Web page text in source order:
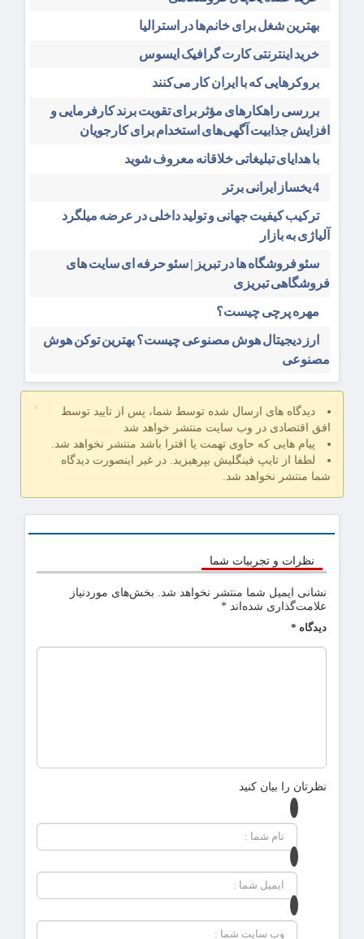
بهترین شغل برای خانم‌ها در استرالیا
خرید اینترنتی کارت گرافیک ایسوس
بروکرهایی‌ که با ایران کار می‌کنند
بررسی راهکارهای مؤثر برای تقویت برند کارفرمایی و
افزایش جذابیت آگهی‌های استخدام برای کارجویان
با هدایای تبلیغاتی خلاقانه معروف شوید
4 یخساز ایرانی برتر
ترکیب کیفیت جهانی و تولید داخلی در عرضه میلگرد
آلیاژی به بازار
سئو فروشگاه‌ ها در تبریز | سئو حرفه ای سایت های
فروشگاهی تبریزی
مهره پرچی چیست؟
ارز دیجیتال هوش مصنوعی چیست؟ بهترین توکن هوش
مصنوعی
×
دیدگاه های ارسال شده توسط شما، پس از تایید توسط
افق اقتصادی در وب سایت منتشر خواهد شد
پیام هایی که حاوی تهمت یا افترا باشد منتشر نخواهد شد.
لطفا از تایپ فینگلیش بپرهیزید. در غیر اینصورت دیدگاه
شما منتشر نخواهد شد.
نظرات و تجربیات شما
نشانی ایمیل شما منتشر نخواهد شد.
بخش‌های موردنیاز
علامت‌گذاری شده‌اند *
دیدگاه *
نظرتان را بیان کنید